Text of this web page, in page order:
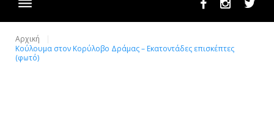
FacebookInstagram
Αρχική
Κούλουμα στον Κορύλοβο Δράμας – Εκατοντάδες επισκέπτες
(φωτό)